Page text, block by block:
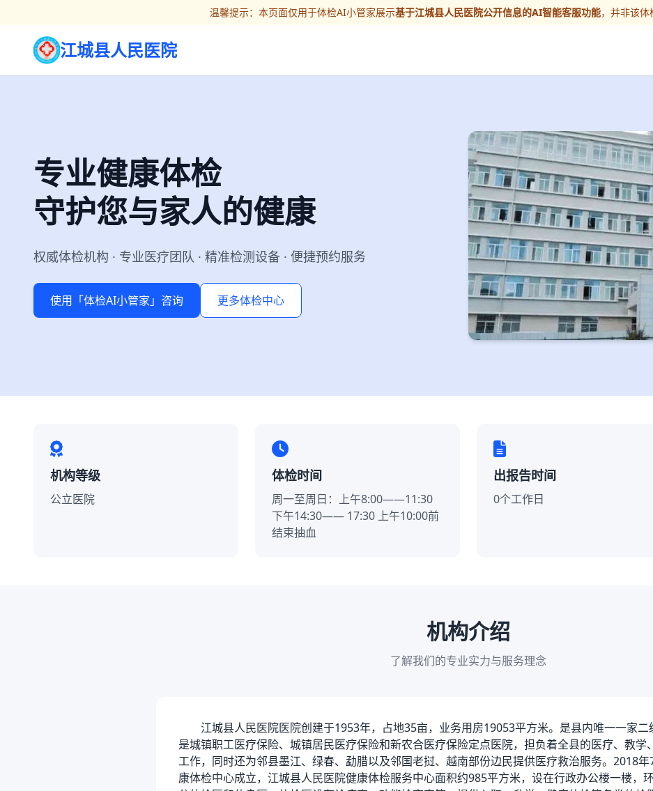
温馨提示：本页面仅用于体检AI小管家展示基于江城县人民医院公开信息的AI智能客服功能，并非该体
江城县人民医院
专业健康体检
守护您与家人的健康
权威体检机构 · 专业医疗团队 · 精准检测设备 · 便捷预约服务
使用「体检AI小管家」咨询 更多体检中心
机构等级
公立医院
体检时间
周一至周日：上午8:00——11:30
下午14:30—— 17:30 上午10:00前
结束抽血
出报告时间
0个工作日
机构介绍
了解我们的专业实力与服务理念
江城县人民医院医院创建于1953年，占地35亩，业务用房19053平方米。是县内唯一一家二
是城镇职工医疗保险、城镇居民医疗保险和新农合医疗保险定点医院，担负着全县的医疗、教学
工作，同时还为邻县墨江、绿春、勐腊以及邻国老挝、越南部份边民提供医疗救治服务。2018
康体检中心成立，江城县人民医院健康体检服务中心面积约985平方米，设在行政办公楼一楼，